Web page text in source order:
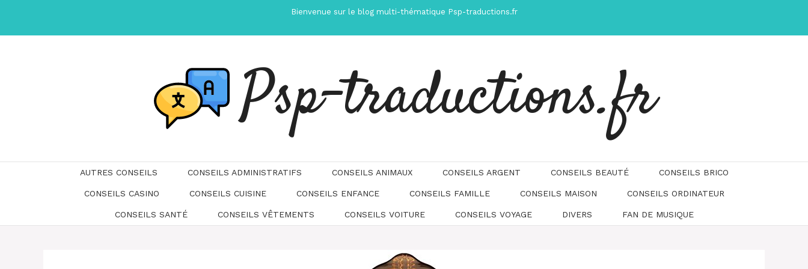
contenu
Bienvenue sur le blog multi-thématique Psp-traductions.fr
Psp-traductions.fr
AUTRES CONSEILS CONSEILS ADMINISTRATIFS CONSEILS ANIMAUX CONSEILS ARGENT CONSEILS BEAUTÉ CONSEILS BRICO
CONSEILS CASINO CONSEILS CUISINE CONSEILS ENFANCE CONSEILS FAMILLE CONSEILS MAISON CONSEILS ORDINATEUR
CONSEILS SANTÉ CONSEILS VÊTEMENTS CONSEILS VOITURE CONSEILS VOYAGE DIVERS FAN DE MUSIQUE
Automatically
Hierarchic
Menu